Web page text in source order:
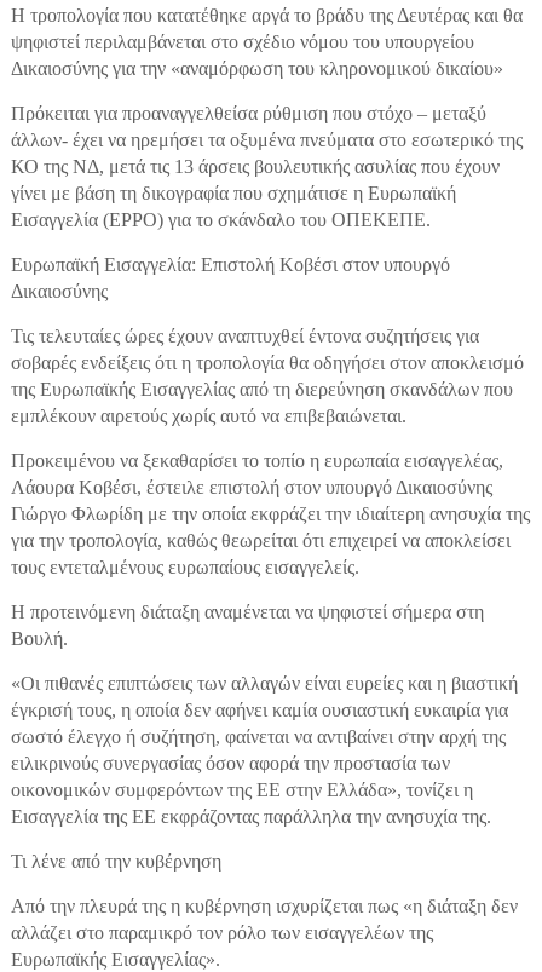
Η τροπολογία που κατατέθηκε αργά το βράδυ της Δευτέρας και θα
ψηφιστεί περιλαμβάνεται στο σχέδιο νόμου του υπουργείου
Δικαιοσύνης για την «αναμόρφωση του κληρονομικού δικαίου»
Πρόκειται για προαναγγελθείσα ρύθμιση που στόχο – μεταξύ
άλλων- έχει να ηρεμήσει τα οξυμένα πνεύματα στο εσωτερικό της
ΚΟ της ΝΔ, μετά τις 13 άρσεις βουλευτικής ασυλίας που έχουν
γίνει με βάση τη δικογραφία που σχημάτισε η Ευρωπαϊκή
Εισαγγελία (EPPO) για το σκάνδαλο του ΟΠΕΚΕΠΕ.
Ευρωπαϊκή Εισαγγελία: Επιστολή Κοβέσι στον υπουργό
Δικαιοσύνης
Τις τελευταίες ώρες έχουν αναπτυχθεί έντονα συζητήσεις για
σοβαρές ενδείξεις ότι η τροπολογία θα οδηγήσει στον αποκλεισμό
της Ευρωπαϊκής Εισαγγελίας από τη διερεύνηση σκανδάλων που
εμπλέκουν αιρετούς χωρίς αυτό να επιβεβαιώνεται.
Προκειμένου να ξεκαθαρίσει το τοπίο η ευρωπαία εισαγγελέας,
Λάουρα Κοβέσι, έστειλε επιστολή στον υπουργό Δικαιοσύνης
Γιώργο Φλωρίδη με την οποία εκφράζει την ιδιαίτερη ανησυχία της
για την τροπολογία, καθώς θεωρείται ότι επιχειρεί να αποκλείσει
τους εντεταλμένους ευρωπαίους εισαγγελείς.
Η προτεινόμενη διάταξη αναμένεται να ψηφιστεί σήμερα στη
Βουλή.
«Οι πιθανές επιπτώσεις των αλλαγών είναι ευρείες και η βιαστική
έγκρισή τους, η οποία δεν αφήνει καμία ουσιαστική ευκαιρία για
σωστό έλεγχο ή συζήτηση, φαίνεται να αντιβαίνει στην αρχή της
ειλικρινούς συνεργασίας όσον αφορά την προστασία των
οικονομικών συμφερόντων της ΕΕ στην Ελλάδα», τονίζει η
Εισαγγελία της ΕΕ εκφράζοντας παράλληλα την ανησυχία της.
Τι λένε από την κυβέρνηση
Από την πλευρά της η κυβέρνηση ισχυρίζεται πως «η διάταξη δεν
αλλάζει στο παραμικρό τον ρόλο των εισαγγελέων της
Ευρωπαϊκής Εισαγγελίας».